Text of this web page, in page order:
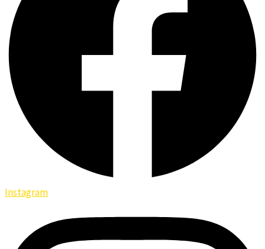
Instagram